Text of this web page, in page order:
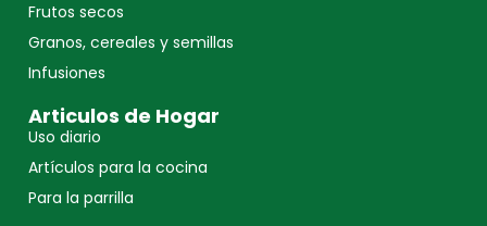
Frutos secos
Granos, cereales y semillas
Infusiones
Articulos de Hogar
Uso diario
Artículos para la cocina
Para la parrilla